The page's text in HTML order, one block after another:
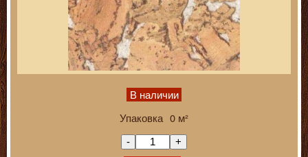
В наличии
Упаковка 0 м²
- +